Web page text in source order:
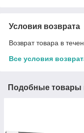
Условия возврата
Возврат товара в
Все условия
Подобные товары